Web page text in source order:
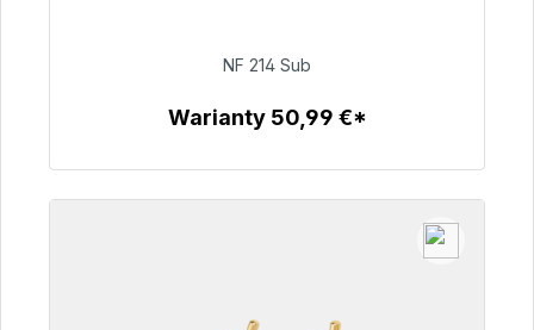
94,00 €
NF 214 Sub
Warianty 50,99 €*